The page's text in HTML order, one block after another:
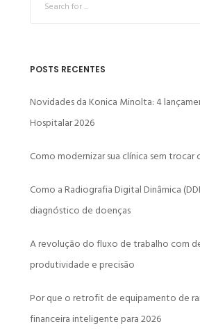
POSTS RECENTES
Novidades da Konica Minolta: 4
Hospitalar 2026
Como modernizar sua clínica sem
Como a Radiografia Digital Dinâmica
diagnóstico de doenças
A revolução do fluxo de trabalho com
produtividade e precisão
Por que o retrofit de equipamento de
financeira inteligente para 2026